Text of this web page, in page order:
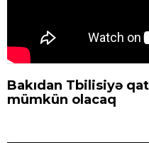
Bakıdan Tbilisiyə
mümkün olacaq